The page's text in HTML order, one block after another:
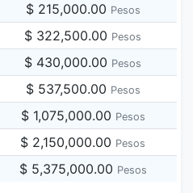
$ 215,000.00 Pesos
$ 322,500.00 Pesos
$ 430,000.00 Pesos
$ 537,500.00 Pesos
$ 1,075,000.00 Pesos
$ 2,150,000.00 Pesos
$ 5,375,000.00 Pesos